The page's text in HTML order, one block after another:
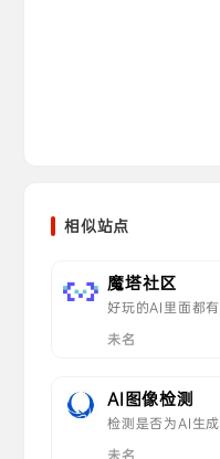
相似站点
魔塔社区
好玩的AI里面都有
未名
AI图像检测
检测是否为AI生成
未名